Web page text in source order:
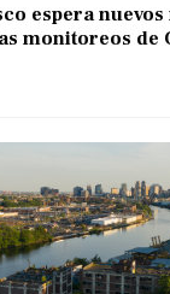
espera
monitoreos de